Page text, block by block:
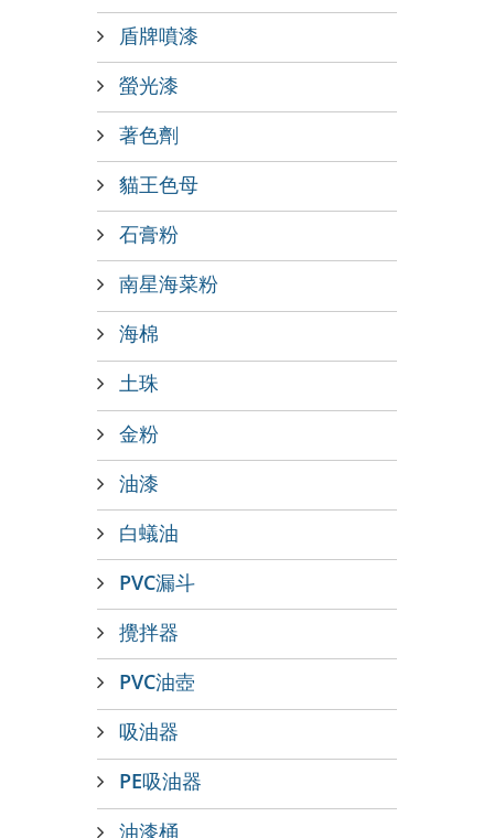
盾牌噴漆
螢光漆
著色劑
貓王色母
石膏粉
南星海菜粉
海棉
土珠
金粉
油漆
白蟻油
PVC漏斗
攪拌器
PVC油壺
吸油器
PE吸油器
油漆桶